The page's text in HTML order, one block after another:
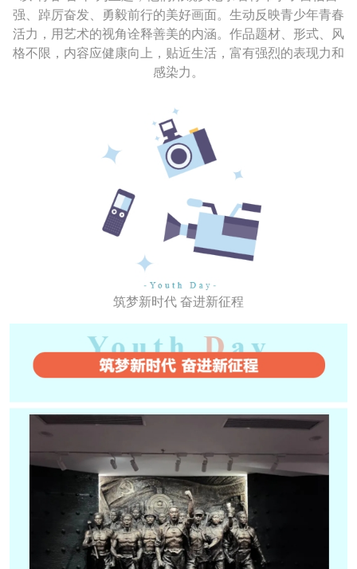
强、踔厉奋发、勇毅前行的美好画面。生动反映青少年青春
活力，用艺术的视角诠释善美的内涵。作品题材、形式、风
格不限，内容应健康向上，贴近生活，富有强烈的表现力和
感染力。
筑梦新时代 奋进新征程